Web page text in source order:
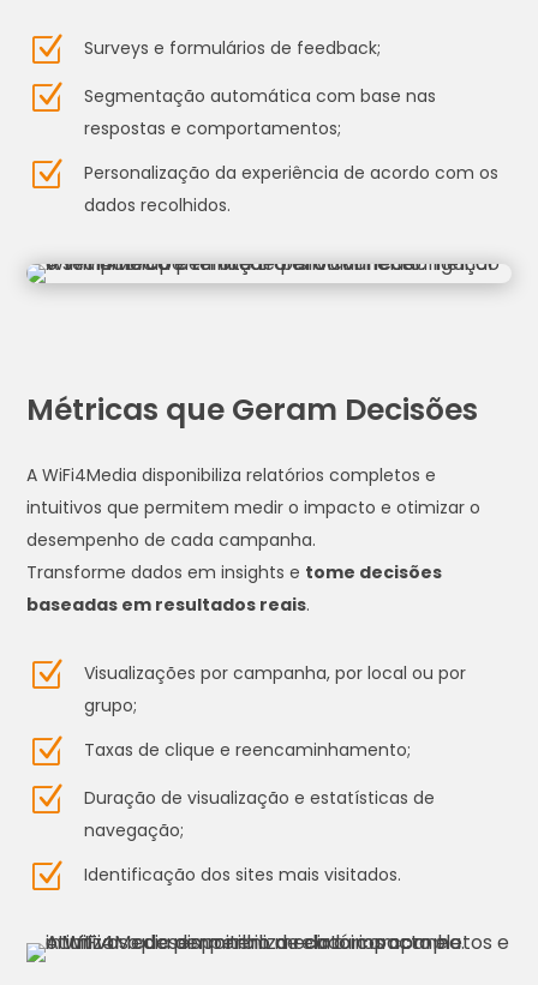
Z Surveys e formulários de feedback;
Z
Segmentação automática com base nas
respostas e comportamentos;
Z
Personalização da experiência de acordo com os
dados recolhidos.
Métricas que Geram Decisões
A WiFi4Media disponibiliza relatórios completos e
intuitivos que permitem medir o impacto e otimizar o
desempenho de cada campanha.
Transforme dados em insights e tome decisões
baseadas em resultados reais.
Z
Visualizações por campanha, por local ou por
grupo;
Z Taxas de clique e reencaminhamento;
Z
Duração de visualização e estatísticas de
navegação;
Z Identificação dos sites mais visitados.